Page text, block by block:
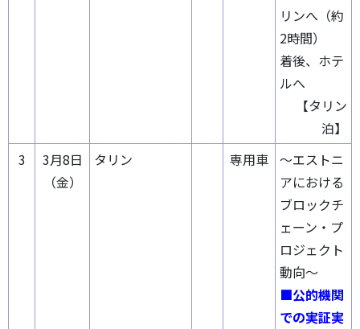
リンへ（約
2時間）
着後、ホテ
ルへ
【タリン
泊】
3
3月8日
（金）
タリン 専用車
～エストニ
アにおける
ブロックチ
ェーン・プ
ロジェクト
動向～
■公的機関
での実証実